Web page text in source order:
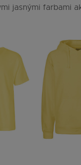
jasnými farbami